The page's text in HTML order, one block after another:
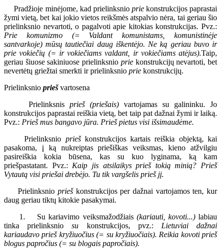
Pradžioje minėjome, kad prielinksnio prie konstrukcijos paprastai
žymi vietą, bet kai jokio vietos reikšmės atspalvio nėra, tai geriau šio
prielinksnio nevartoti, o pagalvoti apie kitokias konstrukcijas. Pvz.:
Prie komunizmo (= Valdant komunistams, komunistinėje
santvarkoje) mūsų tautiečiai daug iškentėjo. Ne ką geriau buvo ir
prie vokiečių (= ir vokiečiams valdant, ir vokiečiams atėjus).Taip,
geriau šiuose sakiniuose prielinksnio priekonstrukcijų nevartoti, bet
nevertėtų griežtai smerkti ir prielinksnio prie konstrukcijų.
Prielinksnio priešvartosena
Prielinksnis prieš (priešais) vartojamas su galininku. Jo
konstrukcijos paprastai reiškia vietą, bet taip pat dažnai žymi ir laiką.
Pvz.: Prieš mus bangavo jūra. Prieš pietus visi išsimaudėme.
Prielinksnio prieškonstrukcijos kartais reiškia objektą, kai
pasakoma, į ką nukreiptas priešiškas veiksmas, kieno atžvilgiu
pasireiškia kokia būsena, kas su kuo lyginama, ką kam
priešpastatant. Pvz.: Kaip jis atsilaikys prieš tokią minią? Prieš
Vytautą visi priešai drebėjo. Tu tik vargšelis prieš jį.
Prielinksnio prieškonstrukcijos per dažnai vartojamos ten, kur
daug geriau tiktų kitokie pasakymai.
1. Su kariavimo veiksmažodžiais (kariauti, kovoti...)labiau
tinka prielinksniosu konstrukcijos, pvz.: Lietuviai dažnai
kariaudavo prieš kryžiuočius (= su kryžiuočiais). Reikia kovoti prieš
blogus papročius (= su blogais papročiais).